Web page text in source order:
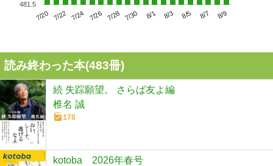
7/20 7/22 7/24 7/26 7/28 7/30 8/1 8/3 8/5 8/7 8/9
481.5
読み終わった本(483冊)
続 失踪願望。 さらば友よ編
椎名 誠
178
kotoba 2026年春号